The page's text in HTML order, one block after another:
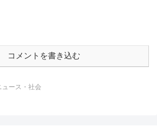
コメントを書き込む
ュース・社会